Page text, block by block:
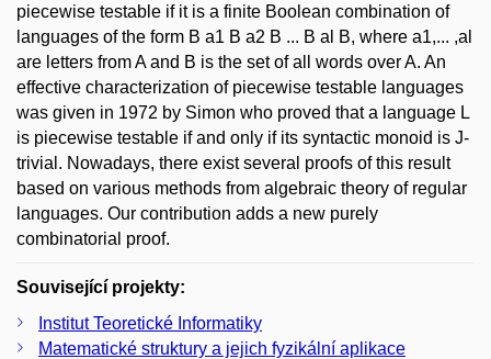
piecewise testable if it is a finite Boolean combination of
languages of the form B a1 B a2 B ... B al B, where a1,... ,al
are letters from A and B is the set of all words over A. An
effective characterization of piecewise testable languages
was given in 1972 by Simon who proved that a language L
is piecewise testable if and only if its syntactic monoid is J-
trivial. Nowadays, there exist several proofs of this result
based on various methods from algebraic theory of regular
languages. Our contribution adds a new purely
combinatorial proof.
Související projekty:
Institut Teoretické Informatiky
Matematické struktury a jejich fyzikální aplikace